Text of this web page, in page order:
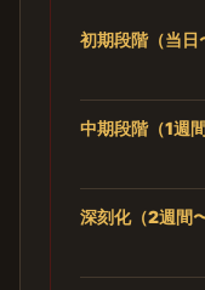
初期段階（当日
中期段階（1週間
深刻化（2週間